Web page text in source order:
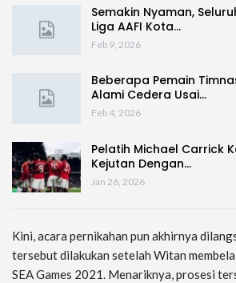
Semakin Nyaman,
Liga AAFI Kota…
Feb 9, 2026
Beberapa Pemain
Alami Cedera Usai…
Feb 4, 2026
Pelatih Michael Carrick
Kejutan Dengan…
Jan 26, 2026
Kini, acara pernikahan pun akhirnya
tersebut dilakukan setelah Witan
SEA Games 2021. Menariknya, prosesi